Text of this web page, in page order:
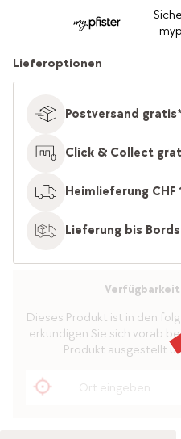
Lieferoptionen
Postversand gratis*
Click & Collect
Heimlieferung CHF
Lieferung bis
Verfügbarkeit
Dieses Produkt ist in den
erkundigen Sie sich vorab
Produkt ausgestellt